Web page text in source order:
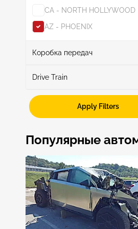
CA - NORTH HOLLYWOOD
AZ - PHOENIX
Show More
Коробка передач
Автоматическая
Drive Train
Fwd
Apply Filters
Популярные